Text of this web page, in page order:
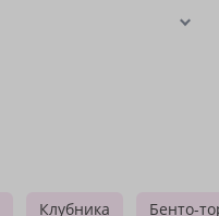
Клубника Бенто-